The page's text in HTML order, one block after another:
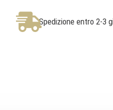
Feudi
di
Guagnano
Spedizione entro 2-3